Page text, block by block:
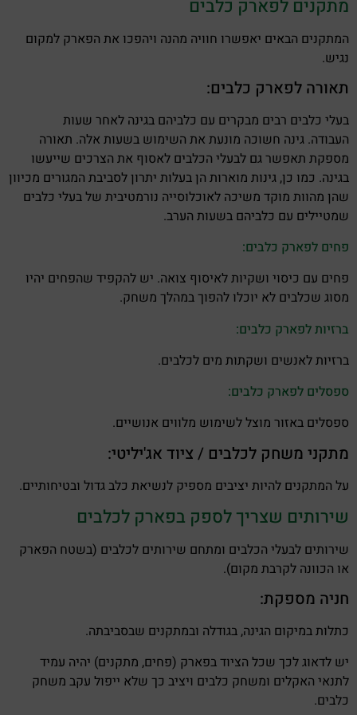
מתקנים לפארק כלבים
המתקנים הבאים יאפשרו חוויה מהנה ויהפכו את הפארק למקום
נגיש.
תאורה לפארק כלבים:
בעלי כלבים רבים מבקרים עם כלביהם בגינה לאחר שעות
העבודה. גינה חשוכה מונעת את השימוש בשעות אלה. תאורה
מספקת תאפשר גם לבעלי הכלבים לאסוף את הצרכים שייעשו
בגינה. כמו כן, גינות מוארות הן בעלות יתרון לסביבת המגורים מכיוון
שהן מהוות מוקד משיכה לאוכלוסייה נורמטיבית של בעלי כלבים
שמטיילים עם כלביהם בשעות הערב.
פחים לפארק כלבים:
פחים עם כיסוי ושקיות לאיסוף צואה. יש להקפיד שהפחים יהיו
מסוג שכלבים לא יוכלו להפוך במהלך משחק.
ברזיות לפארק כלבים:
ברזיות לאנשים ושקתות מים לכלבים.
ספסלים לפארק כלבים:
ספסלים באזור מוצל לשימוש מלווים אנושיים.
מתקני משחק לכלבים / ציוד אג'יליטי:
על המתקנים להיות יציבים מספיק לנשיאת כלב גדול ובטיחותיים.
שירותים שצריך לספק בפארק לכלבים
שירותים לבעלי הכלבים ומתחם שירותים לכלבים (בשטח הפארק
או הכוונה לקרבת מקום).
חניה מספקת:
כתלות במיקום הגינה, בגודלה ובמתקנים שבסביבתה.
יש לדאוג לכך שכל הציוד בפארק (פחים, מתקנים) יהיה עמיד
לתנאי האקלים ומשחק כלבים ויציב כך שלא ייפול עקב משחק
כלבים.